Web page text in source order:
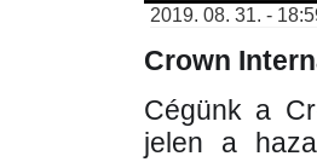
2019. 08. 31. -
Crown
Cégünk a
jelen a